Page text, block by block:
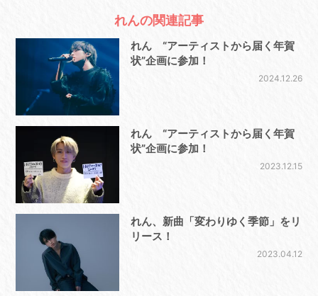
れんの関連記事
れん “アーティストから届く年賀
状”企画に参加！
2024.12.26
れん “アーティストから届く年賀
状”企画に参加！
2023.12.15
れん、新曲「変わりゆく季節」をリ
リース！
2023.04.12